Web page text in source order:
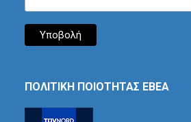
ΠΟΛΙΤΙΚΗ ΠΟΙΟΤΗΤΑΣ ΕΒΕΑ